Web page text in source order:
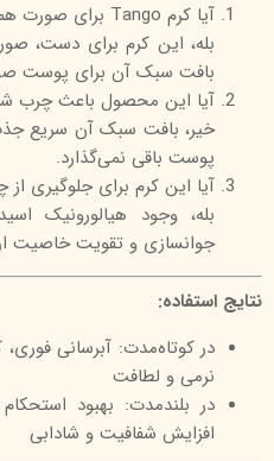
آیا کرم Tango برای صورت هم مناسب است؟
بله، این کرم برای دست،
بافت سبک آن برای پوست
آیا این محصول باعث
خیر، بافت سبک آن سریع
پوست باقی نمی‌گذارد.
آیا این کرم برای جلوگیری
بله، وجود هیالورونیک
جوانسازی و تقویت خاصیت
نتایج استفاده:
در کوتاه‌مدت: آبرسانی
نرمی و لطافت
در بلندمدت: بهبود
افزایش شفافیت و شادابی